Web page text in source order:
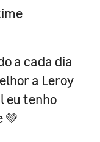
a cada dia
a Leroy
eu tenho
💚